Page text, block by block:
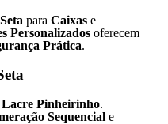
para Caixas e
Personalizados oferecem
Prática.
Lacre Pinheirinho.
Sequencial e